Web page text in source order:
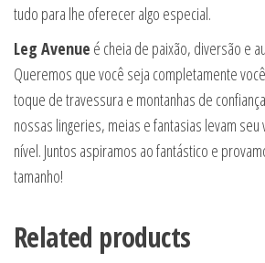
tudo para lhe oferecer algo especial.
Leg Avenue é cheia de paixão, diversão e
Queremos que você seja completamente
toque de travessura e montanhas de
nossas lingeries, meias e fantasias levam
nível. Juntos aspiramos ao fantástico e
tamanho!
Related products